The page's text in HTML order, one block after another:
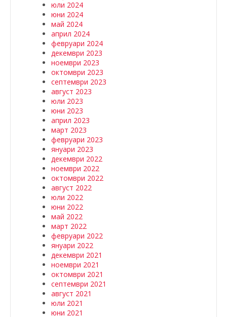
юли 2024
юни 2024
май 2024
април 2024
февруари 2024
декември 2023
ноември 2023
октомври 2023
септември 2023
август 2023
юли 2023
юни 2023
април 2023
март 2023
февруари 2023
януари 2023
декември 2022
ноември 2022
октомври 2022
август 2022
юли 2022
юни 2022
май 2022
март 2022
февруари 2022
януари 2022
декември 2021
ноември 2021
октомври 2021
септември 2021
август 2021
юли 2021
юни 2021